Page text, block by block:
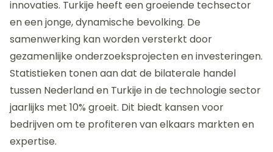
Wat zijn de
groeimogelijkheden voor de
Nederlandse-Turkse
technologiehandel?